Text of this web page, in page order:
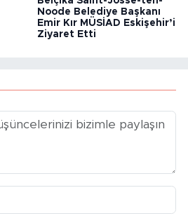
Belçika Saint-Josse-ten-
Noode Belediye Başkanı
Emir Kır MÜSİAD Eskişehir’i
Ziyaret Etti